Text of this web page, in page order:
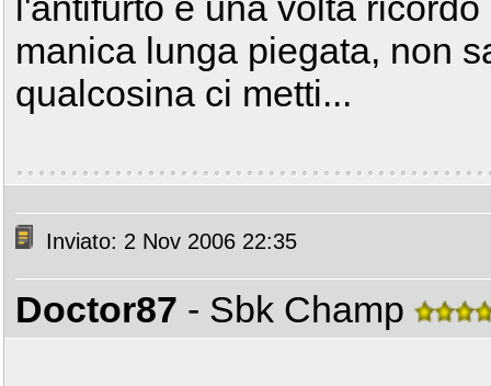
manica lunga piegata, non
qualcosina ci metti...
Inviato: 2 Nov 2006 22:35
Doctor87 - Sbk Champ